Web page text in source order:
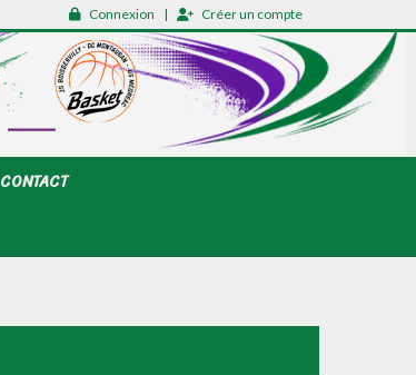
Connexion Créer un compte
CONTACT